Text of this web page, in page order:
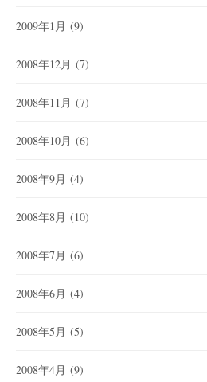
2009年1月 (9)
2008年12月 (7)
2008年11月 (7)
2008年10月 (6)
2008年9月 (4)
2008年8月 (10)
2008年7月 (6)
2008年6月 (4)
2008年5月 (5)
2008年4月 (9)